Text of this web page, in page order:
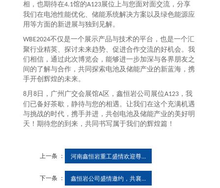
相，也期待在4.1馆的A123展位上与您面对面交流，分享
我们在电池性能优化、储能系统解决方案以及绿色能源应
用等方面的新进展与独到见解。
WBE2024不仅是一个展示产品与技术的平台，也是一个汇
聚行业精英、探讨未来趋势、促进合作交流的好机会。我
们相信，通过此次博览会，能够进一步加深与各界朋友之
间的了解与合作，共同探索电池及储能产业的新蓝海，携
手开创辉煌的未来。
8月8 日，广州广交会展馆A 区，鑫恒岩公司展位A123 ，我
们已备好茶歇，静待与您的相遇。让我们在这个充满机遇
与挑战的时代，携手并进，共创电池及储能产业的美好明
天！期待您的到来，共同书写属于我们的辉煌篇 ！
上一条 ： 河南鑫恒岩重工盛情欢迎尊...
下一条 ： 鑫恒岩公司盛情邀约，共襄...